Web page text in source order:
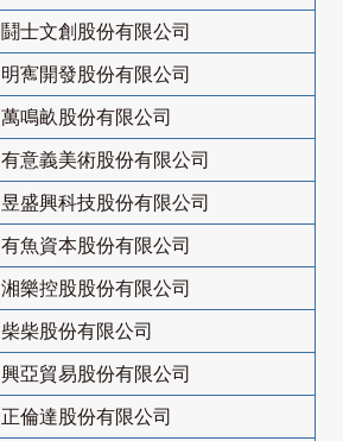
鬪士文創股份有限公司
明寯開發股份有限公司
萬鳴畝股份有限公司
有意義美術股份有限公司
昱盛興科技股份有限公司
有魚資本股份有限公司
湘樂控股股份有限公司
柴柴股份有限公司
興亞貿易股份有限公司
正倫達股份有限公司